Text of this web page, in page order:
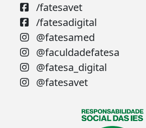
/fatesavet
/fatesadigital
@fatesamed
@faculdadefatesa
@fatesa_digital
@fatesavet